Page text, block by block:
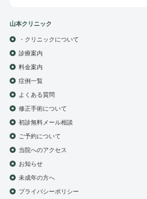
山本クリニック
・クリニックについて
診療案内
料金案内
症例一覧
よくある質問
修正手術について
初診無料メール相談
ご予約について
当院へのアクセス
お知らせ
未成年の方へ
プライバシーポリシー